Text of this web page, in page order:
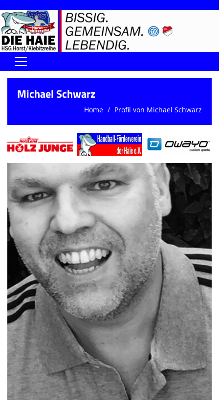
Home
Handball-Förderverein der Haie
Kontaktformular
UNSERE SPORTHALLEN
Training & Termine
DIENSTE (SR/KG/VK)
Die SpecialHaie
Teams
Trainer
ALLE SPIELE
HAIE TV
NEWSLETTER
DIE HAIE I Intern
Partner
Michael Schwarz
Home Profil von Michael Schwarz